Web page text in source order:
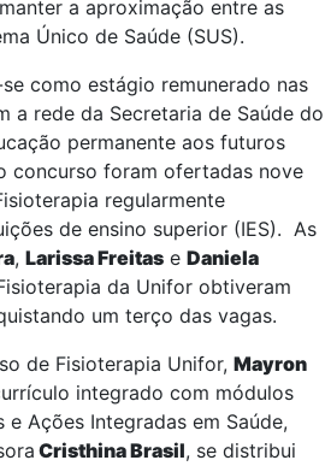
a aproximação entre as
Único de Saúde (SUS).
como estágio remunerado nas
a rede da Secretaria de Saúde do
permanente aos futuros
concurso foram ofertadas nove
regularmente
de ensino superior (IES). As
, Larissa Freitas e Daniela
da Unifor obtiveram
um terço das vagas.
de Fisioterapia Unifor, Mayron
integrado com módulos
Ações Integradas em Saúde,
Cristhina Brasil, se distribui